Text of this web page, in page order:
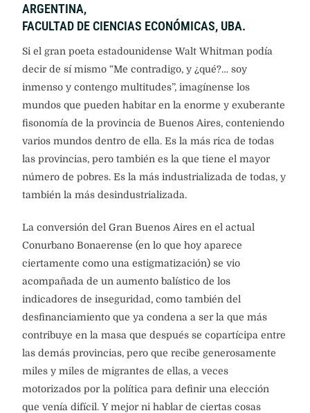
ARGENTINA,
FACULTAD DE CIENCIAS ECONÓMICAS, UBA.
Si el gran poeta estadounidense Walt Whitman podía
decir de sí mismo “Me contradigo, y ¿qué?… soy
inmenso y contengo multitudes”, imagínense los
mundos que pueden habitar en la enorme y exuberante
fisonomía de la provincia de Buenos Aires, conteniendo
varios mundos dentro de ella. Es la más rica de todas
las provincias, pero también es la que tiene el mayor
número de pobres. Es la más industrializada de todas, y
también la más desindustrializada.
La conversión del Gran Buenos Aires en el actual
Conurbano Bonaerense (en lo que hoy aparece
ciertamente como una estigmatización) se vio
acompañada de un aumento balístico de los
indicadores de inseguridad, como también del
desfinanciamiento que ya condena a ser la que más
contribuye en la masa que después se copartícipa entre
las demás provincias, pero que recibe generosamente
miles y miles de migrantes de ellas, a veces
motorizados por la política para definir una elección
que venía difícil. Y mejor ni hablar de ciertas cosas